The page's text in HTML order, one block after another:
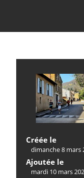
Créée le
dimanche 8 mars
Ajoutée le
mardi 10 mars